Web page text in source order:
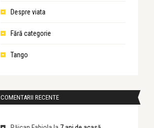
Despre viata
Fără categorie
Tango
COMENTARII RECENTE